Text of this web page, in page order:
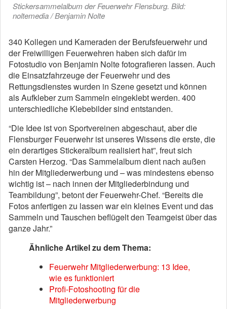
Stickersammelalbum der Feuerwehr Flensburg. Bild:
noltemedia / Benjamin Nolte
340 Kollegen und Kameraden der Berufsfeuerwehr und
der Freiwilligen Feuerwehren haben sich dafür im
Fotostudio von Benjamin Nolte fotografieren lassen. Auch
die Einsatzfahrzeuge der Feuerwehr und des
Rettungsdienstes wurden in Szene gesetzt und können
als Aufkleber zum Sammeln eingeklebt werden. 400
unterschiedliche Klebebilder sind entstanden.
“Die Idee ist von Sportvereinen abgeschaut, aber die
Flensburger Feuerwehr ist unseres Wissens die erste, die
ein derartiges Stickeralbum realisiert hat”, freut sich
Carsten Herzog. “Das Sammelalbum dient nach außen
hin der Mitgliederwerbung und – was mindestens ebenso
wichtig ist – nach innen der Mitgliederbindung und
Teambildung”, betont der Feuerwehr-Chef. “Bereits die
Fotos anfertigen zu lassen war ein kleines Event und das
Sammeln und Tauschen beflügelt den Teamgeist über das
ganze Jahr.”
Ähnliche Artikel zu dem Thema:
Feuerwehr Mitgliederwerbung: 13 Idee,
wie es funktioniert
Profi-Fotoshooting für die
Mitgliederwerbung